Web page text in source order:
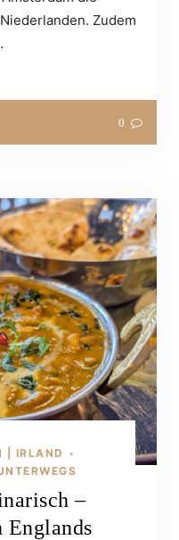
Zudem
0
| IRLAND •
–
Englands